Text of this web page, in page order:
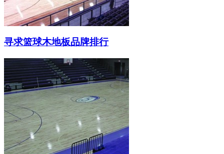
寻求篮球木地板品牌排行